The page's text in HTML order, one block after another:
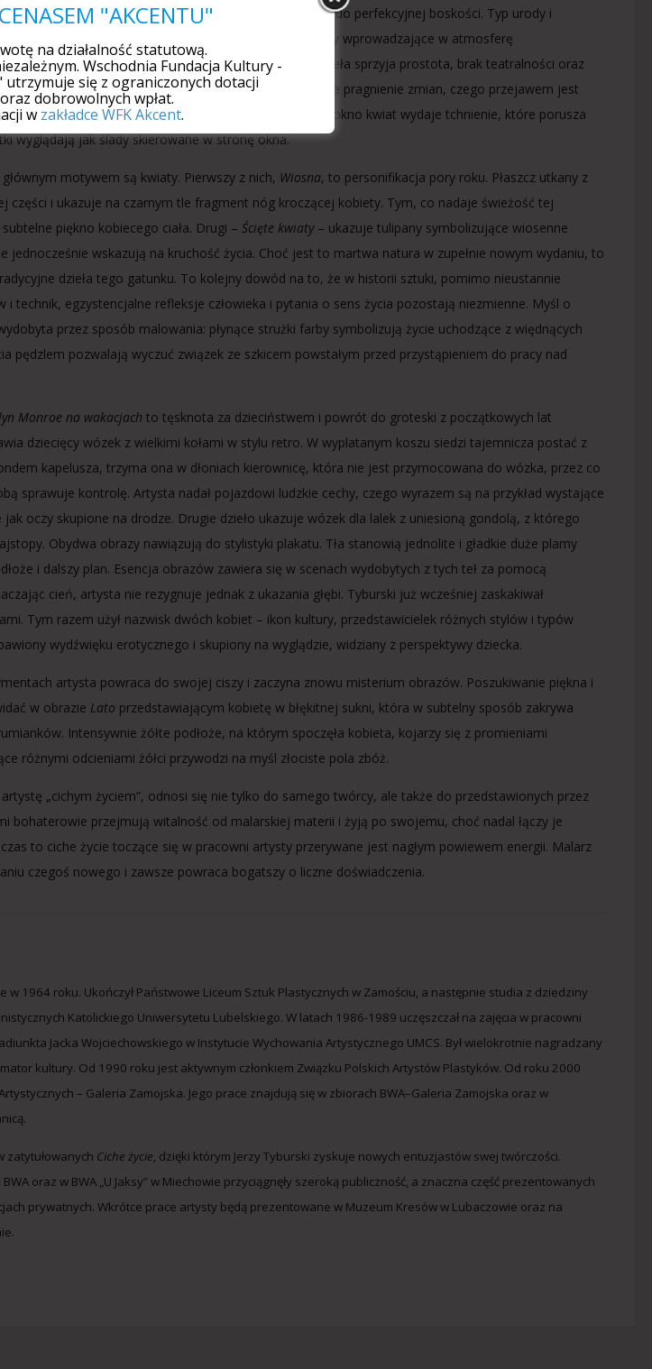
i doskonalił, chcąc zbliżyć się choć trochę do perfekcyjnej boskości. Typ urody i
mistyczne zespolenie ciała z naturą – to elementy wprowadzające w atmosferę
świętych postaci. Kontemplacyjnemu charakterowi dzieła sprzyja prostota, brak teatralności oraz
Weroniki. Nadchodząca wiosna wyzwala w artyście pragnienie zmian, czego przejawem jest
na narodziny czegoś nowego. Przez otwarte okno kwiat wydaje tchnienie, które porusza
wyglądają jak ślady skierowane w stronę okna.
motywem są kwiaty. Pierwszy z nich, Wiosna, to personifikacja pory roku. Płaszcz utkany z
części i ukazuje na czarnym tle fragment nóg kroczącej kobiety. Tym, co nadaje świeżość tej
piękno kobiecego ciała. Drugi – Ścięte kwiaty– ukazuje tulipany symbolizujące wiosenne
jednocześnie wskazują na kruchość życia. Choć jest to martwa natura w zupełnie nowym wydaniu, to
dzieła tego gatunku. To kolejny dowód na to, że w historii sztuki, pomimo nieustannie
i technik, egzystencjalne refleksje człowieka i pytania o sens życia pozostają niezmienne. Myśl o
przez sposób malowania: płynące strużki farby symbolizują życie uchodzące z więdnących
pędzlem pozwalają wyczuć związek ze szkicem powstałym przed przystąpieniem do pracy nad
Monroe na wakacjach to tęsknota za dzieciństwem i powrót do groteski z początkowych lat
dziecięcy wózek z wielkimi kołami w stylu retro. W wyplatanym koszu siedzi tajemnicza postać z
kapelusza, trzyma ona w dłoniach kierownicę, która nie jest przymocowana do wózka, przez co
sprawuje kontrolę. Artysta nadał pojazdowi ludzkie cechy, czego wyrazem są na przykład wystające
oczy skupione na drodze. Drugie dzieło ukazuje wózek dla lalek z uniesioną gondolą, z którego
Obydwa obrazy nawiązują do stylistyki plakatu. Tła stanowią jednolite i gładkie duże plamy
i dalszy plan. Esencja obrazów zawiera się w scenach wydobytych z tych teł za pomocą
cień, artysta nie rezygnuje jednak z ukazania głębi. Tyburski już wcześniej zaskakiwał
Tym razem użył nazwisk dwóch kobiet – ikon kultury, przedstawicielek różnych stylów i typów
wydźwięku erotycznego i skupiony na wyglądzie, widziany z perspektywy dziecka.
artysta powraca do swojej ciszy i zaczyna znowu misterium obrazów. Poszukiwanie piękna i
w obrazie Lato przedstawiającym kobietę w błękitnej sukni, która w subtelny sposób zakrywa
Intensywnie żółte podłoże, na którym spoczęła kobieta, kojarzy się z promieniami
różnymi odcieniami żółci przywodzi na myśl złociste pola zbóż.
„cichym życiem”, odnosi się nie tylko do samego twórcy, ale także do przedstawionych przez
bohaterowie przejmują witalność od malarskiej materii i żyją po swojemu, choć nadal łączy je
to ciche życie toczące się w pracowni artysty przerywane jest nagłym powiewem energii. Malarz
czegoś nowego i zawsze powraca bogatszy o liczne doświadczenia.
w 1964 roku. Ukończył Państwowe Liceum Sztuk Plastycznych w Zamościu, a następnie studia z dziedziny
Katolickiego Uniwersytetu Lubelskiego. W latach 1986-1989 uczęszczał na zajęcia w pracowni
Jacka Wojciechowskiego w Instytucie Wychowania Artystycznego UMCS. Był wielokrotnie nagradzany
kultury. Od 1990 roku jest aktywnym członkiem Związku Polskich Artystów Plastyków. Od roku 2000
– Galeria Zamojska. Jego prace znajdują się w zbiorach BWA–Galeria Zamojska oraz w
zatytułowanych Ciche życie, dzięki którym Jerzy Tyburski zyskuje nowych entuzjastów swej twórczości.
oraz w BWA „U Jaksy” w Miechowie przyciągnęły szeroką publiczność, a znaczna część prezentowanych
prywatnych. Wkrótce prace artysty będą prezentowane w Muzeum Kresów w Lubaczowie oraz na
"AKCENTU"
na działalność statutową.
Wschodnia Fundacja Kultury -
utrzymuje się z ograniczonych dotacji
dobrowolnych wpłat.
w zakładce WFK Akcent.